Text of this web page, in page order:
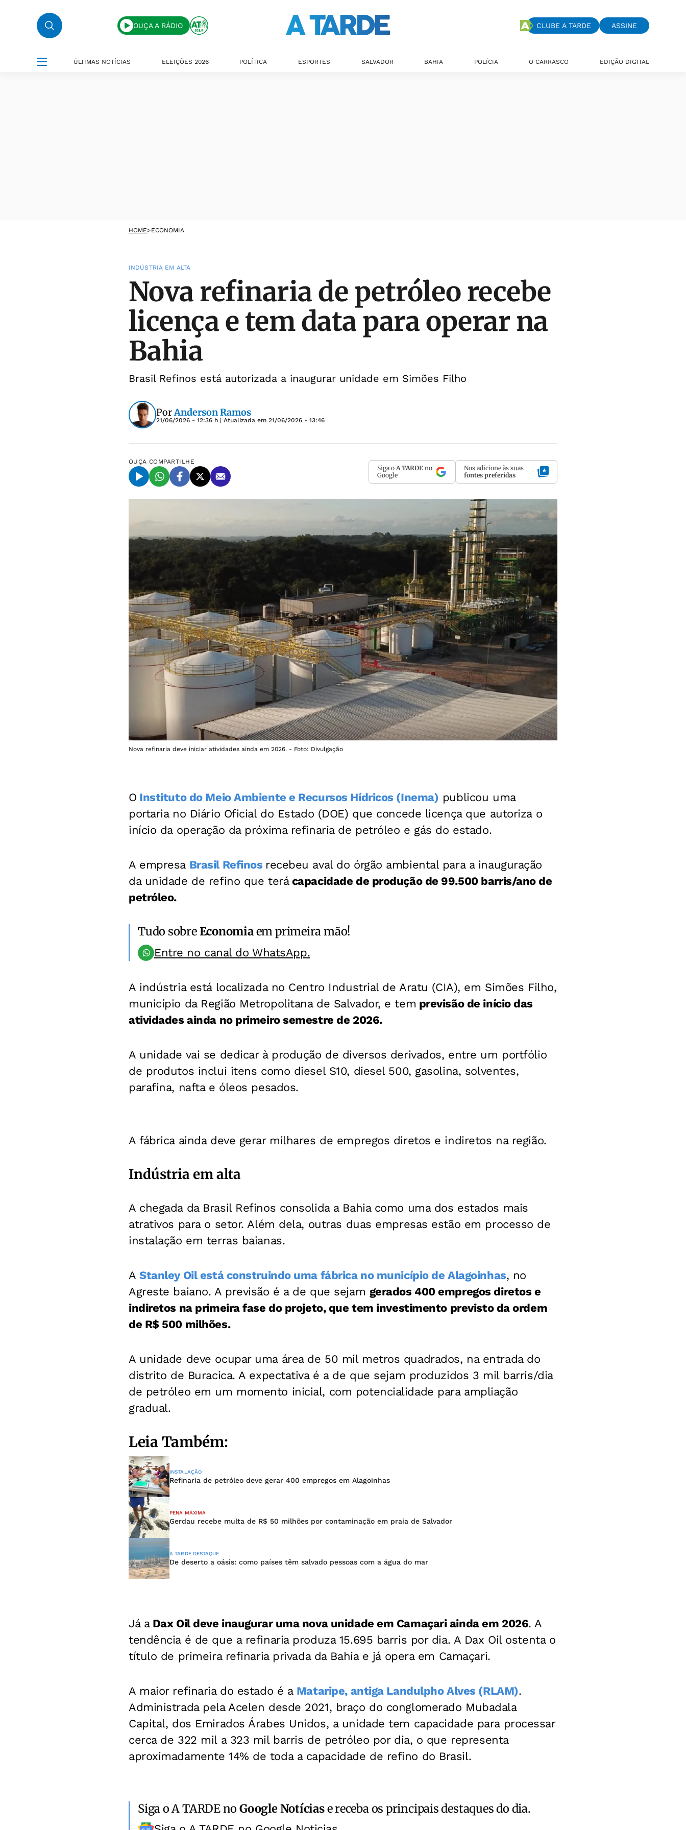
OUÇA A RÁDIO CLUBE A TARDE ASSINE
ÚLTIMAS NOTÍCIAS ELEIÇÕES 2026 POLÍTICA ESPORTES SALVADOR BAHIA POLÍCIA O CARRASCO EDIÇÃO DIGITAL
HOME>ECONOMIA
INDÚSTRIA EM ALTA
Nova refinaria de petróleo recebe
licença e tem data para operar na
Bahia
Brasil Refinos está autorizada a inaugurar unidade em Simões Filho
PorAnderson Ramos
21/06/2026 - 12:36 h | Atualizada em 21/06/2026 - 13:46
OUÇA COMPARTILHE
Siga o A TARDE no
Google
Nos adicione às suas
fontes preferidas
Nova refinaria deve iniciar atividades ainda em 2026. - Foto: Divulgação
O Instituto do Meio Ambiente e Recursos Hídricos (Inema) publicou uma
portaria no Diário Oficial do Estado (DOE) que concede licença que autoriza o
início da operação da próxima refinaria de petróleo e gás do estado.
A empresa Brasil Refinos recebeu aval do órgão ambiental para a inauguração
da unidade de refino que terácapacidade de produção de 99.500 barris/ano de
petróleo.
Tudo sobreEconomiaem primeira mão!
Entre no canal do WhatsApp.
A indústria está localizada no Centro Industrial de Aratu (CIA), em Simões Filho,
município da Região Metropolitana de Salvador, e tem previsão de início das
atividades ainda no primeiro semestre de 2026.
A unidade vai se dedicar à produção de diversos derivados, entre um portfólio
de produtos inclui itens como diesel S10, diesel 500, gasolina, solventes,
parafina, nafta e óleos pesados.
A fábrica ainda deve gerar milhares de empregos diretos e indiretos na região.
Indústria em alta
A chegada da Brasil Refinos consolida a Bahia como uma dos estados mais
atrativos para o setor. Além dela, outras duas empresas estão em processo de
instalação em terras baianas.
AStanley Oil está construindo uma fábrica no município de Alagoinhas, no
Agreste baiano. A previsão é a de que sejam gerados 400 empregos diretos e
indiretos na primeira fase do projeto, que tem investimento previsto da ordem
de R$ 500 milhões.
A unidade deve ocupar uma área de 50 mil metros quadrados, na entrada do
distrito de Buracica. A expectativa é a de que sejam produzidos 3 mil barris/dia
de petróleo em um momento inicial, com potencialidade para ampliação
gradual.
Leia Também:
INSTALAÇÃO
Refinaria de petróleo deve gerar 400 empregos em Alagoinhas
PENA MÁXIMA
Gerdau recebe multa de R$ 50 milhões por contaminação em praia de Salvador
A TARDE DESTAQUE
De deserto a oásis: como países têm salvado pessoas com a água do mar
Já aDax Oil deve inaugurar uma nova unidade em Camaçari ainda em 2026. A
tendência é de que a refinaria produza 15.695 barris por dia. A Dax Oil ostenta o
título de primeira refinaria privada da Bahia e já opera em Camaçari.
A maior refinaria do estado é a Mataripe, antiga Landulpho Alves (RLAM).
Administrada pela Acelen desde 2021, braço do conglomerado Mubadala
Capital, dos Emirados Árabes Unidos, a unidade tem capacidade para processar
cerca de 322 mil a 323 mil barris de petróleo por dia, o que representa
aproximadamente 14% de toda a capacidade de refino do Brasil.
Siga o A TARDE noGoogle Notíciase receba os principais destaques do dia.